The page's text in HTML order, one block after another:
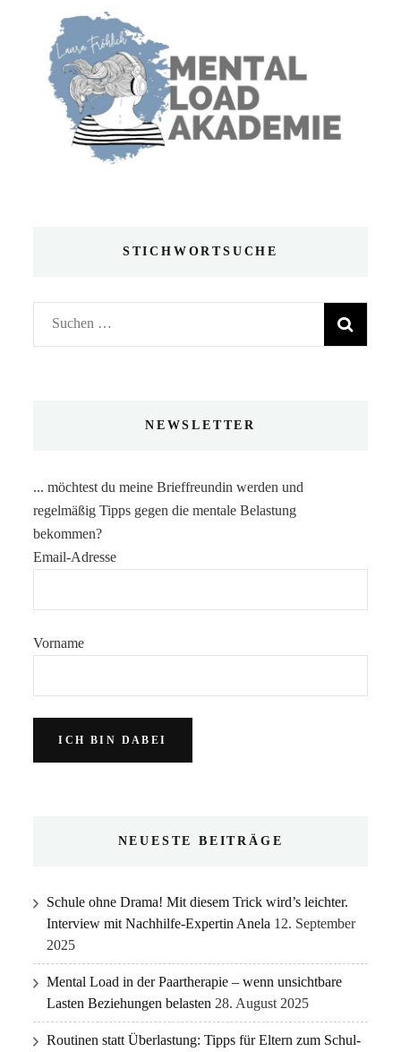
STICHWORTSUCHE
Suchen
nach:
NEWSLETTER
... möchtest du meine Brieffreundin werden und
regelmäßig Tipps gegen die mentale Belastung
bekommen?
Email-Adresse
Vorname
NEUESTE BEITRÄGE
Schule ohne Drama! Mit diesem Trick wird’s leichter.
Interview mit Nachhilfe-Expertin Anela 12. September
2025
Mental Load in der Paartherapie – wenn unsichtbare
Lasten Beziehungen belasten 28. August 2025
Routinen statt Überlastung: Tipps für Eltern zum Schul-